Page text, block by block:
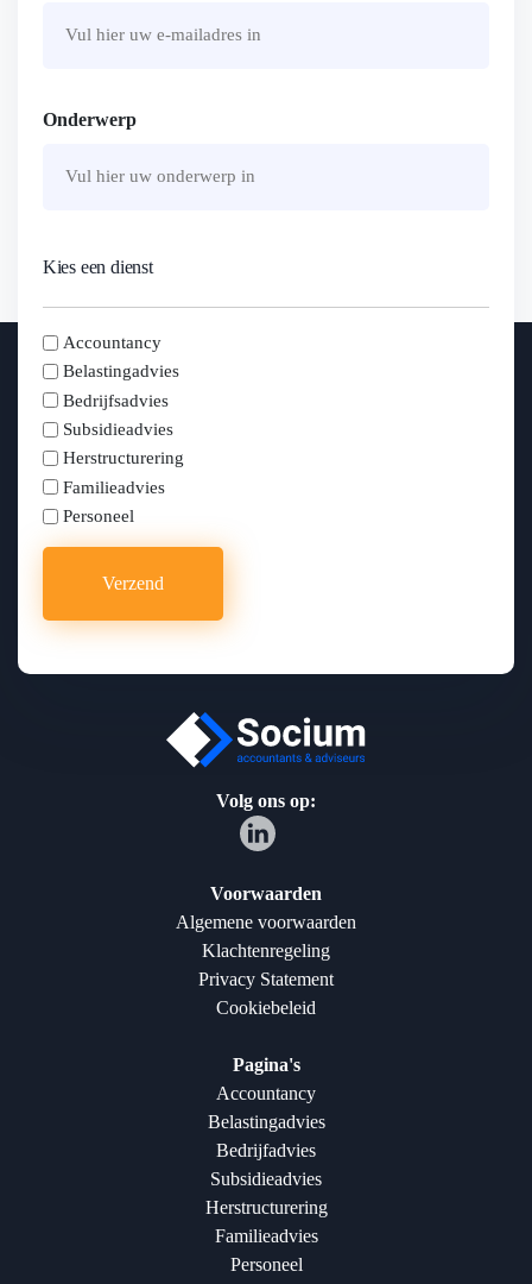
Onderwerp
Kies een dienst
kiesAccountancy
Belastingadvies
Bedrijfsadvies
Subsidieadvies
Herstructurering
Familieadvies
Personeel
Volg ons op:
Voorwaarden
Algemene voorwaarden
Klachtenregeling
Privacy Statement
Cookiebeleid
Pagina's
Accountancy
Belastingadvies
Bedrijfadvies
Subsidieadvies
Herstructurering
Familieadvies
Personeel